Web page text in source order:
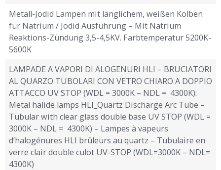
Metall-Jodid Lampen mit länglichem, weißen Kolben
für Natrium / Jodid Ausführung – Mit Natrium
Reaktions-Zündung 3,5-4,5KV. Farbtemperatur 5200K-
5600K
LAMPADE A VAPORI DI ALOGENURI HLI – BRUCIATORI
AL QUARZO TUBOLARI CON VETRO CHIARO A DOPPIO
ATTACCO UV STOP (WDL = 3000K – NDL = 4300K):
Metal halide lamps HLI_Quartz Discharge Arc Tube –
Tubular with clear glass double base UV STOP (WDL =
3000K – NDL = 4300K) – Lampes à vapeurs
d’halogénures HLI brûleurs au quartz – Tubulaire en
verre clair double culot UV-STOP (WDL=3000K – NDL=
4300K)